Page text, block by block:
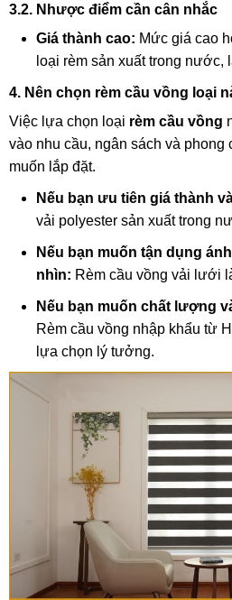
3.2. Nhược điểm cần cân nhắc
Giá thành cao: Mức giá cao
loại rèm sản xuất trong nước,
4. Nên chọn rèm cầu vồng loại
Việc lựa chọn loại rèm cầu vồng
vào nhu cầu, ngân sách và phong
muốn lắp đặt.
Nếu bạn ưu tiên giá thành
vải polyester sản xuất trong
Nếu bạn muốn tận dụng
nhìn: Rèm cầu vồng vải lưới
Nếu bạn muốn chất lượng
Rèm cầu vồng nhập khẩu từ
lựa chọn lý tưởng.